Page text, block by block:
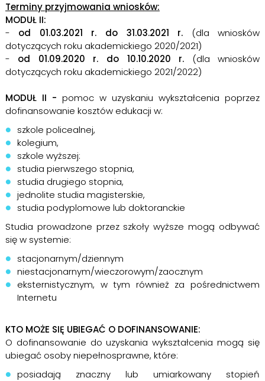
Terminy przyjmowania wniosków:
MODUŁ II:
- od 01.03.2021 r. do 31.03.2021 r. (dla wniosków
dotyczących roku akademickiego 2020/2021)
- od 01.09.2020 r. do 10.10.2020 r. (dla wniosków
dotyczących roku akademickiego 2021/2022)
MODUŁ II - pomoc w uzyskaniu wykształcenia poprzez
dofinansowanie kosztów edukacji w:
szkole policealnej,
kolegium,
szkole wyższej:
studia pierwszego stopnia,
studia drugiego stopnia,
jednolite studia magisterskie,
studia podyplomowe lub doktoranckie
Studia prowadzone przez szkoły wyższe mogą odbywać
się w systemie:
stacjonarnym/dziennym
niestacjonarnym/wieczorowym/zaocznym
eksternistycznym, w tym również za pośrednictwem
Internetu
KTO MOŻE SIĘ UBIEGAĆ O DOFINANSOWANIE:
O dofinansowanie do uzyskania wykształcenia mogą się
ubiegać osoby niepełnosprawne, które:
posiadają znaczny lub umiarkowany stopień